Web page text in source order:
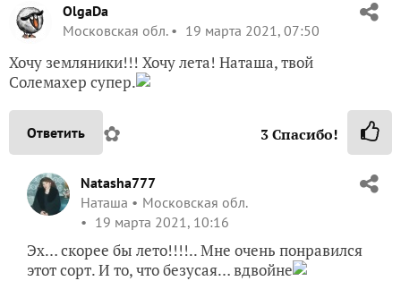
OlgaDa
Московская обл.
19 марта 2021, 07:50
Хочу земляники!!! Хочу лета! Наташа, твой
Солемахер супер.
Ответить ✿ 3Спасибо!
Natasha777
Наташа
Московская обл.
19 марта 2021, 10:16
Эх… скорее бы лето!!!!.. Мне очень понравился
этот сорт. И то, что безусая… вдвойне